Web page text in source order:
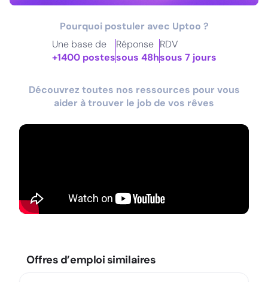
Pourquoi postuler avec Uptoo ?
Une base de
+1400 postes
Réponse
sous 48h
RDV
sous 7 jours
Découvrez toutes nos ressources pour vous
aider à trouver le job de vos rêves
Offres d’emploi similaires